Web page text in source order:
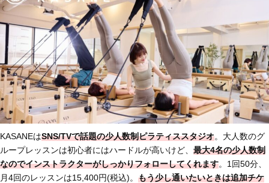
KASANEはSNS/TVで話題の少人数制ピラティススタジオ。大人数のグ
ループレッスンは初心者にはハードルが高いけど、 最大4名の少人数制
なのでインストラクターがしっかりフォローしてくれます。1回50分、
月4回のレッスンは15,400円(税込)。 もう少し通いたいときは追加チケ